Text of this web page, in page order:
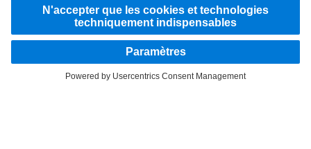
Fournisseur